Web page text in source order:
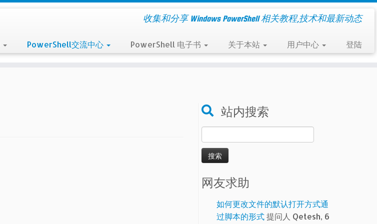
收集和分享 Windows PowerShell 相关教程,技术和最新动态
PowerShell交流中心 PowerShell 电子书 关于本站 用户中心 登陆
站内搜索
索：
网友求助
如何更改文件的默认打开方式通
过脚本的形式提问人 Qetesh, 6